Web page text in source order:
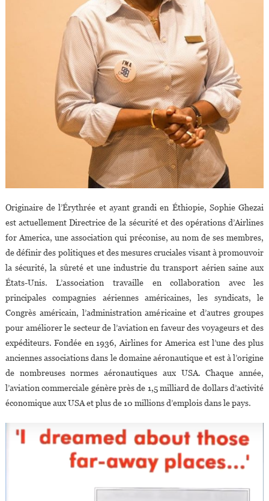
Originaire de l’Érythrée et ayant grandi en Éthiopie, Sophie Ghezai
est actuellement Directrice de la sécurité et des opérations d’Airlines
for America, une association qui préconise, au nom de ses membres,
de définir des politiques et des mesures cruciales visant à promouvoir
la sécurité, la sûreté et une industrie du transport aérien saine aux
États-Unis. L’association travaille en collaboration avec les
principales compagnies aériennes américaines, les syndicats, le
Congrès américain, l’administration américaine et d’autres groupes
pour améliorer le secteur de l’aviation en faveur des voyageurs et des
expéditeurs. Fondée en 1936, Airlines for America est l’une des plus
anciennes associations dans le domaine aéronautique et est à l’origine
de nombreuses normes aéronautiques aux USA. Chaque année,
l’aviation commerciale génère près de 1,5 milliard de dollars d’activité
économique aux USA et plus de 10 millions d’emplois dans le pays.